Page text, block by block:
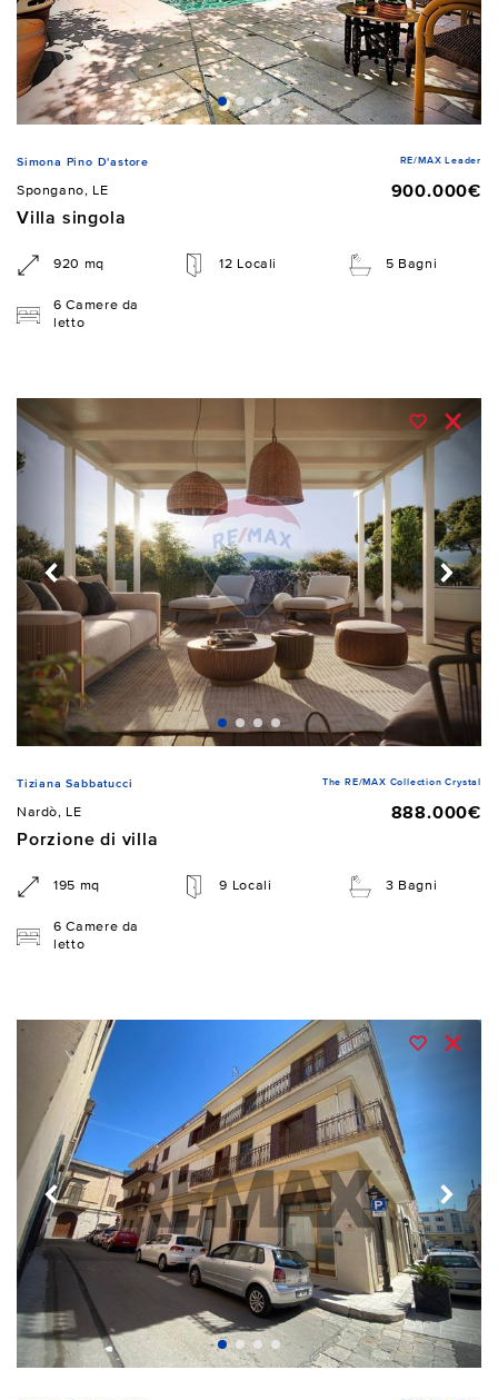
Simona Pino D'astore RE/MAX Leader
Spongano, LE
900.000€
Villa singola
920 mq 12 Locali 5 Bagni
6 Camere da
letto
Tiziana Sabbatucci The RE/MAX Collection Crystal
Nardò, LE
888.000€
Porzione di villa
195 mq 9 Locali 3 Bagni
6 Camere da
letto